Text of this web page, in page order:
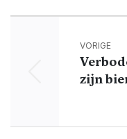
VORIGE
zijn